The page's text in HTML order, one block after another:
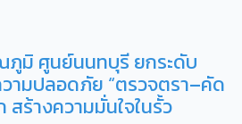
ภูมิ ศูนย์นนทบุรี ยกระดับ
ามปลอดภัย “ตรวจตรา–คัด
สร้างความมั่นใจในรั้ว